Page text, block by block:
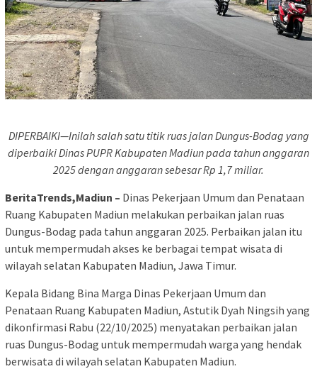
DIPERBAIKI—Inilah salah satu titik ruas jalan Dungus-Bodag yang
diperbaiki Dinas PUPR Kabupaten Madiun pada tahun anggaran
2025 dengan anggaran sebesar Rp 1,7 miliar.
BeritaTrends,Madiun – Dinas Pekerjaan Umum dan Penataan
Ruang Kabupaten Madiun melakukan perbaikan jalan ruas
Dungus-Bodag pada tahun anggaran 2025. Perbaikan jalan itu
untuk mempermudah akses ke berbagai tempat wisata di
wilayah selatan Kabupaten Madiun, Jawa Timur.
Kepala Bidang Bina Marga Dinas Pekerjaan Umum dan
Penataan Ruang Kabupaten Madiun, Astutik Dyah Ningsih yang
dikonfirmasi Rabu (22/10/2025) menyatakan perbaikan jalan
ruas Dungus-Bodag untuk mempermudah warga yang hendak
berwisata di wilayah selatan Kabupaten Madiun.